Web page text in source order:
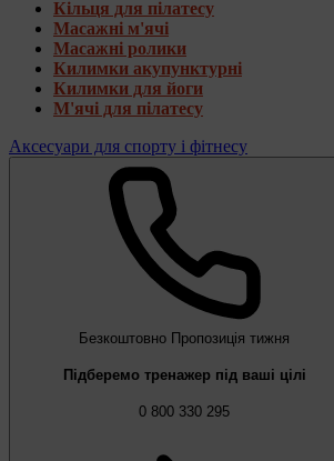
Кільця для пілатесу
Масажні м'ячі
Масажні ролики
Килимки акупунктурні
Килимки для йоги
М'ячі для пілатесу
Аксесуари для спорту і фітнесу
Безкоштовно Пропозиція тижня
Підберемо тренажер під ваші цілі
0 800 330 295